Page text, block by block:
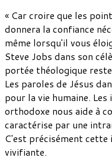
« Car croire que les
donnera la confiance
même lorsqu'il vous
Steve Jobs dans son
portée théologique
Les paroles de Jésus
pour la vie humaine.
orthodoxe nous aide à
caractérise par une
C'est précisément
vivifiante.